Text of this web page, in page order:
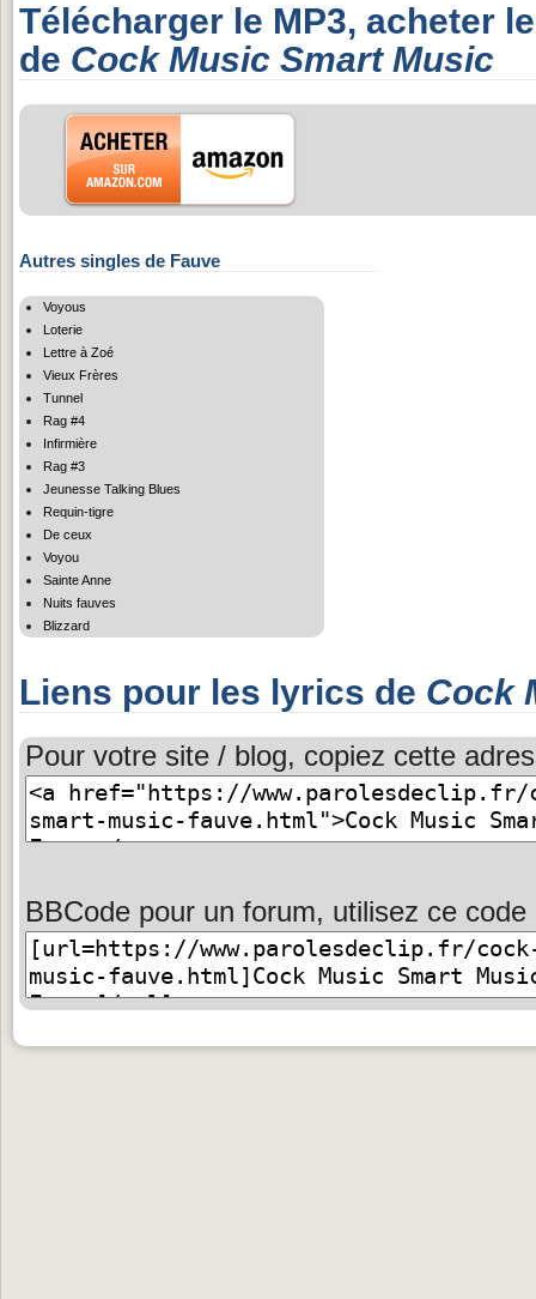
Télécharger le MP3, acheter
de Cock Music Smart Music
Autres singles de Fauve
Voyous
Loterie
Lettre à Zoé
Vieux Frères
Tunnel
Rag #4
Infirmière
Rag #3
Jeunesse Talking Blues
Requin-tigre
De ceux
Voyou
Sainte Anne
Nuits fauves
Blizzard
Liens pour les lyrics de Cock
Pour votre site / blog, copiez cette
BBCode pour un forum, utilisez ce code